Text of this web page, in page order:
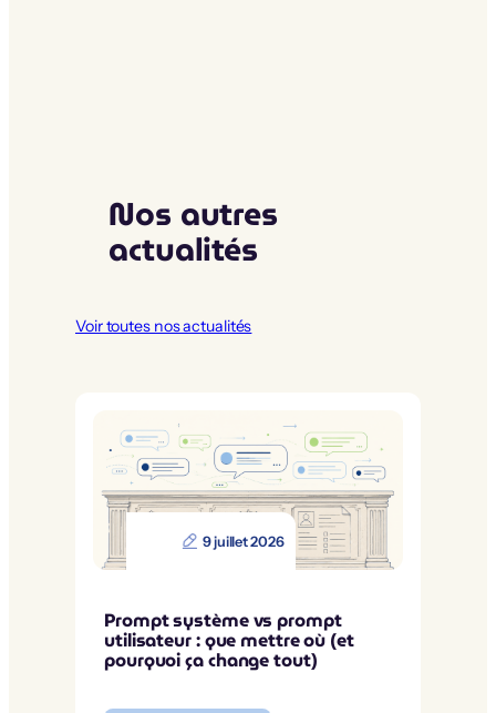
Nos autres
actualités
Voir toutes nos actualités
9 juillet 2026
Prompt système vs prompt
utilisateur : que mettre où (et
pourquoi ça change tout)